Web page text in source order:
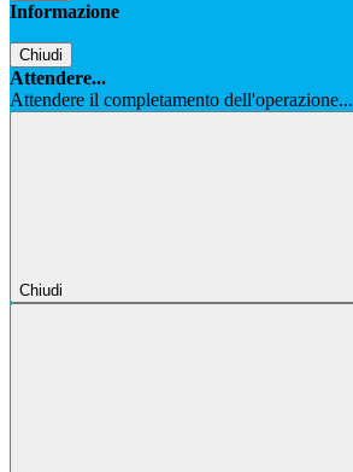
Informazione
Chiudi
Attendere...
Attendere il completamento dell'operazione...
Chiudi